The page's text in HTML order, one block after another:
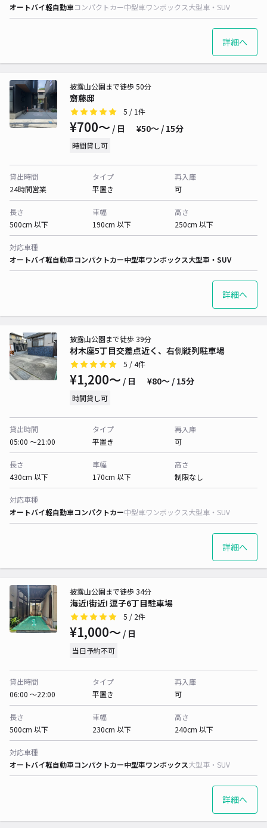
オートバイ軽自動車コンパクトカー中型車ワンボックス大型車・SUV
詳細へ
齋藤邸
披露山公園まで徒歩 50分
5 / 1件
¥700〜 / 日 ¥50〜 / 15分
時間貸し可
貸出時間
24時間営業
タイプ
平置き
再入庫
可
長さ
500cm 以下
車幅
190cm 以下
高さ
250cm 以下
対応車種
オートバイ軽自動車コンパクトカー中型車ワンボックス大型車・SUV
詳細へ
材木座5丁目交差点近く、右側縦列駐車場
披露山公園まで徒歩 39分
5 / 4件
¥1,200〜 / 日 ¥80〜 / 15分
時間貸し可
貸出時間
05:00 〜21:00
タイプ
平置き
再入庫
可
長さ
430cm 以下
車幅
170cm 以下
高さ
制限なし
対応車種
オートバイ軽自動車コンパクトカー中型車ワンボックス大型車・SUV
詳細へ
海近!街近! 逗子6丁目駐車場
披露山公園まで徒歩 34分
5 / 2件
¥1,000〜 / 日
当日予約不可
貸出時間
06:00 〜22:00
タイプ
平置き
再入庫
可
長さ
500cm 以下
車幅
230cm 以下
高さ
240cm 以下
対応車種
オートバイ軽自動車コンパクトカー中型車ワンボックス大型車・SUV
詳細へ